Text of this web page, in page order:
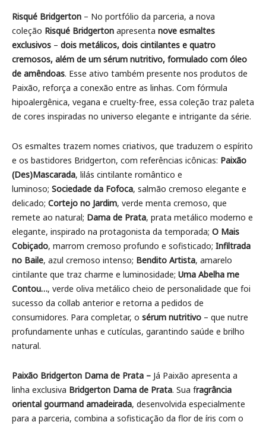
Risqué Bridgerton – No portfólio da parceria, a nova
coleção Risqué Bridgerton apresenta nove esmaltes
exclusivos – dois metálicos, dois cintilantes e quatro
cremosos, além de um sérum nutritivo, formulado com óleo
de amêndoas. Esse ativo também presente nos produtos de
Paixão, reforça a conexão entre as linhas. Com fórmula
hipoalergênica, vegana e cruelty-free, essa coleção traz paleta
de cores inspiradas no universo elegante e intrigante da série.
Os esmaltes trazem nomes criativos, que traduzem o espírito
e os bastidores Bridgerton, com referências icônicas: Paixão
(Des)Mascarada, lilás cintilante romântico e
luminoso; Sociedade da Fofoca, salmão cremoso elegante e
delicado; Cortejo no Jardim, verde menta cremoso, que
remete ao natural; Dama de Prata, prata metálico moderno e
elegante, inspirado na protagonista da temporada; O Mais
Cobiçado, marrom cremoso profundo e sofisticado; Infiltrada
no Baile, azul cremoso intenso; Bendito Artista, amarelo
cintilante que traz charme e luminosidade; Uma Abelha me
Contou…, verde oliva metálico cheio de personalidade que foi
sucesso da collab anterior e retorna a pedidos de
consumidores. Para completar, o sérum nutritivo – que nutre
profundamente unhas e cutículas, garantindo saúde e brilho
natural.
Paixão Bridgerton Dama de Prata – Já Paixão apresenta a
linha exclusiva Bridgerton Dama de Prata. Sua fragrância
oriental gourmand amadeirada, desenvolvida especialmente
para a parceria, combina a sofisticação da flor de íris com o